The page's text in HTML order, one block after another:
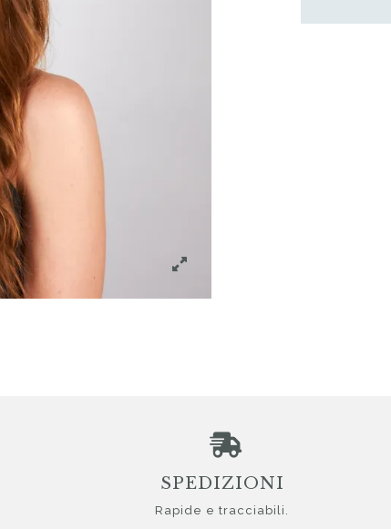
SPEDIZIONI
Rapide e tracciabili.